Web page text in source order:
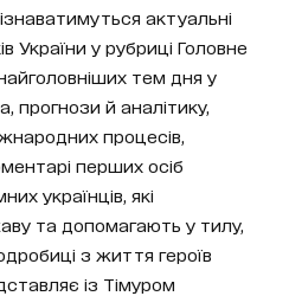
актуальні
України у рубриці Головне
тем дня у
прогнози й аналітику,
процесів,
перших осіб
українців, які
та допомагають у тилу,
з життя героїв
із Тімуром